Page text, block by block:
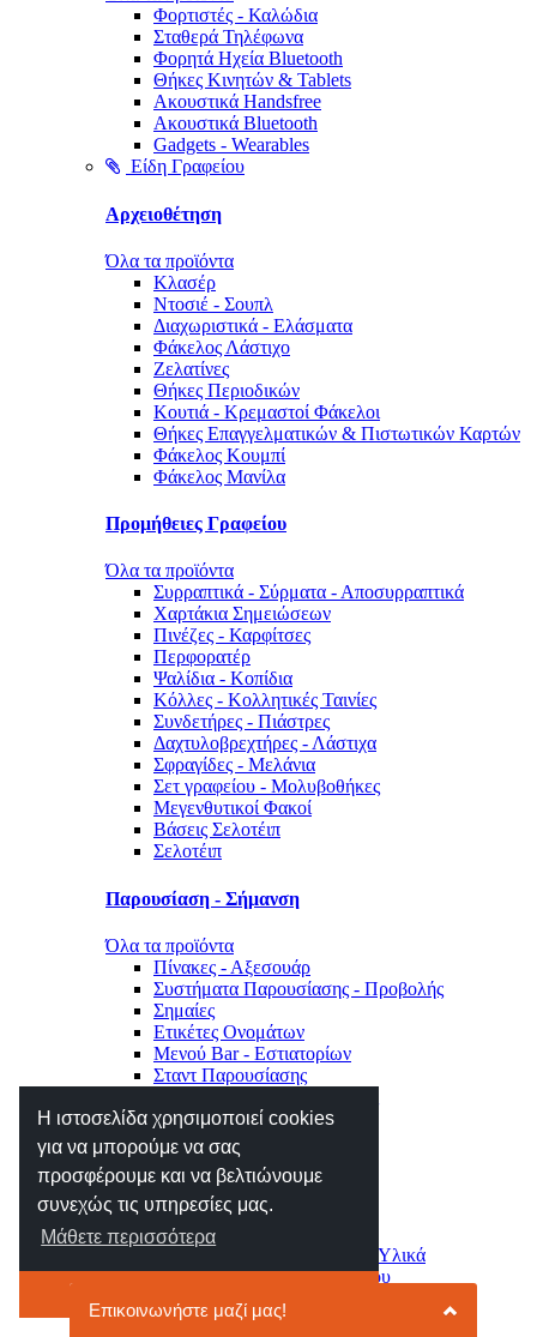
Η ιστοσελίδα χρησιμοποιεί cookies
για να μπορούμε να σας
προσφέρουμε και να βελτιώνουμε
συνεχώς τις υπηρεσίες μας.
Μάθετε περισσότερα
Φορτιστές - Καλώδια
Σταθερά Τηλέφωνα
Φορητά Ηχεία Bluetooth
Θήκες Κινητών & Tablets
Ακουστικά Handsfree
Ακουστικά Bluetooth
Gadgets - Wearables
Είδη Γραφείου
Αρχειοθέτηση
Όλα τα προϊόντα
Κλασέρ
Ντοσιέ - Σουπλ
Διαχωριστικά - Ελάσματα
Φάκελος Λάστιχο
Ζελατίνες
Θήκες Περιοδικών
Κουτιά - Κρεμαστοί Φάκελοι
Θήκες Επαγγελματικών & Πιστωτικών Καρτών
Φάκελος Κουμπί
Φάκελος Μανίλα
Προμήθειες Γραφείου
Όλα τα προϊόντα
Συρραπτικά - Σύρματα - Αποσυρραπτικά
Χαρτάκια Σημειώσεων
Πινέζες - Καρφίτσες
Περφορατέρ
Ψαλίδια - Κοπίδια
Κόλλες - Κολλητικές Ταινίες
Συνδετήρες - Πιάστρες
Δαχτυλοβρεχτήρες - Λάστιχα
Σφραγίδες - Μελάνια
Σετ γραφείου - Μολυβοθήκες
Μεγενθυτικοί Φακοί
Βάσεις Σελοτέιπ
Σελοτέιπ
Παρουσίαση - Σήμανση
Όλα τα προϊόντα
Πίνακες - Αξεσουάρ
Συστήματα Παρουσίασης - Προβολής
Σημαίες
Ετικέτες Ονομάτων
Μενού Bar - Εστιατορίων
Σταντ Παρουσίασης
Μηχανές Γραφείου
Όλα τα προϊόντα
Αριθμομηχανές
Ετικετογράφοι - Αναλώσιμα
Μηχανές Πλαστικοποίησης - Υλικά
Φωτιστικά - Ρολόγια Γραφείου
Συρτάρια - Συρταριέρες
Κλειδοθήκες - Γραμματοκιβώτια